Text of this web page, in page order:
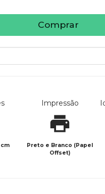
Comprar
cm
Impressão
Preto e Branco (Papel
Offset)